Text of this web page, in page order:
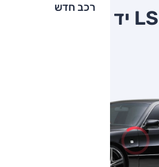
רכב חדש